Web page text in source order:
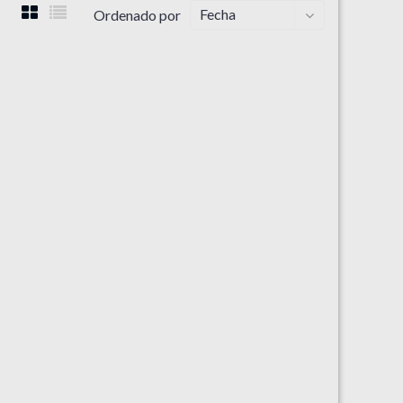
Ordenado por Fecha